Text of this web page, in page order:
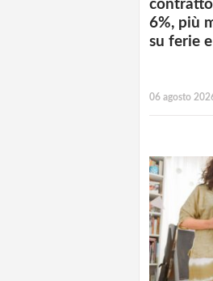
6%, più
su ferie
06 agosto